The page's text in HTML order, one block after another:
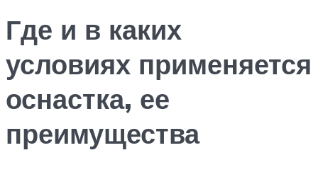
Где и в каких
условиях применяется
оснастка, ее
преимущества